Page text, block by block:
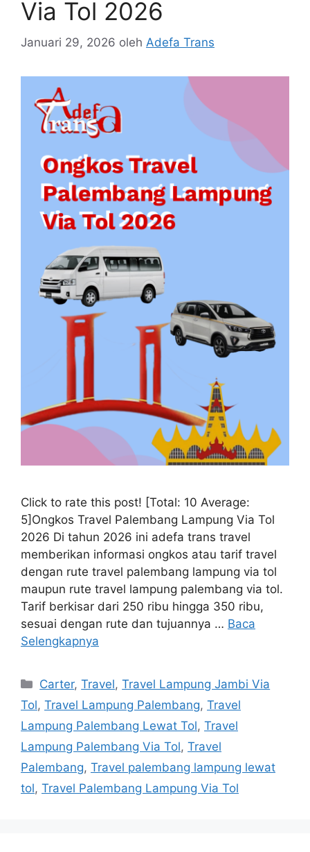
Via Tol 2026
Januari 29, 2026 oleh Adefa Trans
Click to rate this post! [Total: 10 Average:
5]Ongkos Travel Palembang Lampung Via Tol
2026 Di tahun 2026 ini adefa trans travel
memberikan informasi ongkos atau tarif travel
dengan rute travel palembang lampung via tol
maupun rute travel lampung palembang via tol.
Tarif berkisar dari 250 ribu hingga 350 ribu,
sesuai dengan rute dan tujuannya … Baca
Selengkapnya
Kategori
Carter,Travel,Travel Lampung Jambi Via
Tol, Travel Lampung Palembang, Travel
Lampung Palembang Lewat Tol, Travel
Lampung Palembang Via Tol, Travel
Palembang, Travel palembang lampung lewat
tol, Travel Palembang Lampung Via Tol